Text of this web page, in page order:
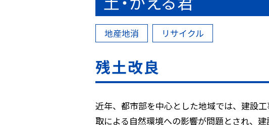
地産地消 リサイクル
残土改良
近年、都市部を中心とした地域では、建設
取による自然環境への影響が問題とされ、